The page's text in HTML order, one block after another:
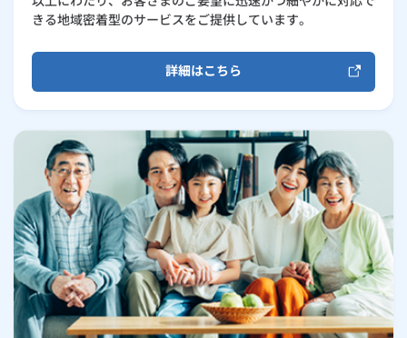
きる地域密着型のサービスをご提供しています。
詳細はこちら